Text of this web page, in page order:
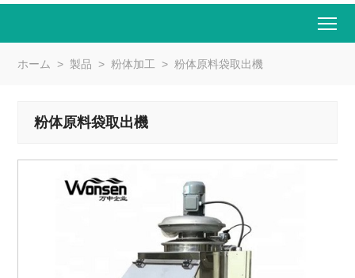
ホーム > 製品 > 粉体加工 > 粉体原料袋取出機
粉体原料袋取出機